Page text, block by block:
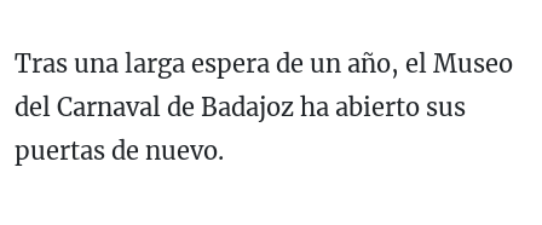
Tras una larga espera de un año, el Museo
del Carnaval de Badajoz ha abierto sus
puertas de nuevo.